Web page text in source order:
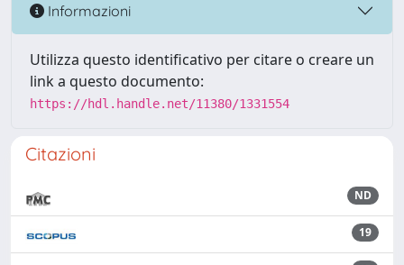
Informazioni
Utilizza questo identificativo per citare o creare un
link a questo documento:
https://hdl.handle.net/11380/1331554
Citazioni
ND
19